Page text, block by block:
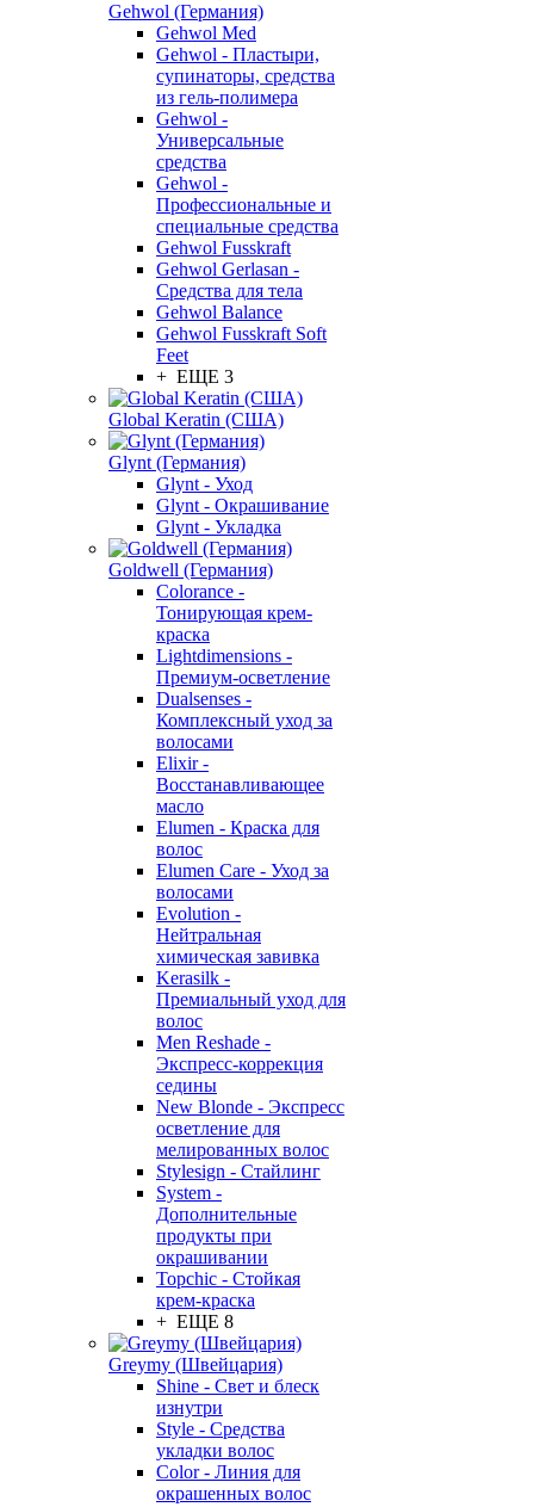
Gehwol (Германия)
Gehwol Med
Gehwol - Пластыри,
супинаторы, средства
из гель-полимера
Gehwol -
Универсальные
средства
Gehwol -
Профессиональные и
специальные средства
Gehwol Fusskraft
Gehwol Gerlasan -
Средства для тела
Gehwol Balance
Gehwol Fusskraft Soft
Feet
+ ЕЩЕ 3
Global Keratin (США)
Glynt (Германия)
Glynt - Уход
Glynt - Окрашивание
Glynt - Укладка
Goldwell (Германия)
Colorance -
Тонирующая крем-
краска
Lightdimensions -
Премиум-осветление
Dualsenses -
Комплексный уход за
волосами
Elixir -
Восстанавливающее
масло
Elumen - Краска для
волос
Elumen Care - Уход за
волосами
Evolution -
Нейтральная
химическая завивка
Kerasilk -
Премиальный уход для
волос
Men Reshade -
Экспресс-коррекция
седины
New Blonde - Экспресс
осветление для
мелированных волос
Stylesign - Стайлинг
System -
Дополнительные
продукты при
окрашивании
Topchic - Стойкая
крем-краска
+ ЕЩЕ 8
Greymy (Швейцария)
Shine - Свет и блеск
изнутри
Style - Средства
укладки волос
Color - Линия для
окрашенных волос